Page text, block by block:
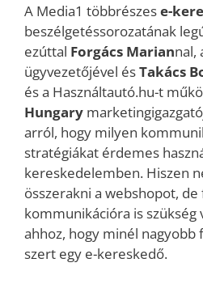
A Media1 többrészese-
beszélgetéssorozatának
ezúttal Forgács Mariannal,
ügyvezetőjével ésTakács
és a Használtautó.hu-t
Hungary
arról, hogy milyen
stratégiákat érdemes
kereskedelemben. Hiszen
összerakni a webshopot,
kommunikációra is szükség
ahhoz, hogy minél
szert egy e-kereskedő.